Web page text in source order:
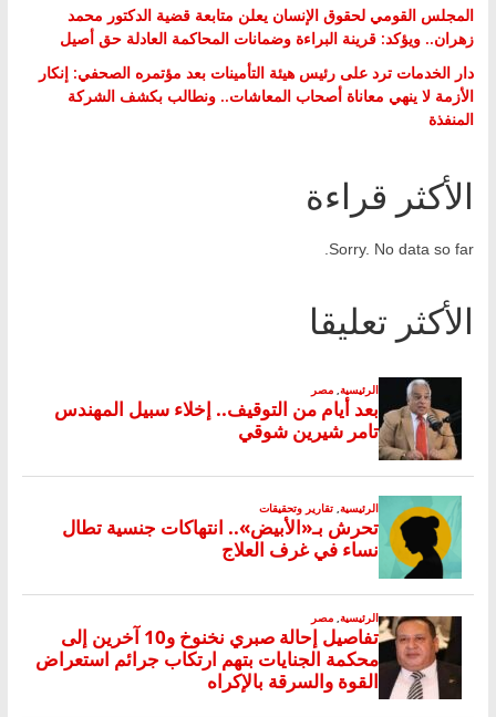
المجلس القومي لحقوق الإنسان يعلن متابعة قضية الدكتور محمد
زهران.. ويؤكد: قرينة البراءة وضمانات المحاكمة العادلة حق أصيل
دار الخدمات ترد على رئيس هيئة التأمينات بعد مؤتمره الصحفي: إنكار
الأزمة لا ينهي معاناة أصحاب المعاشات.. ونطالب بكشف الشركة
المنفذة
الأكثر قراءة
Sorry. No data so far.
الأكثر تعليقا